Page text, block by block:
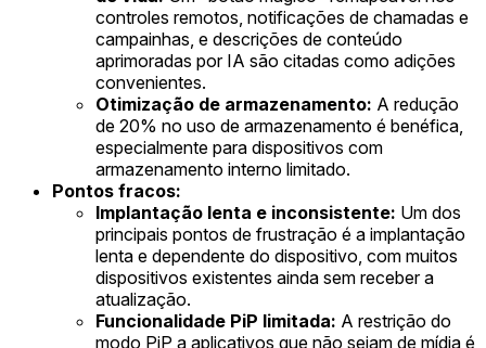
controles remotos, notificações de chamadas e
campainhas, e descrições de conteúdo
aprimoradas por IA são citadas como adições
convenientes.
Otimização de armazenamento: A redução
de 20% no uso de armazenamento é benéfica,
especialmente para dispositivos com
armazenamento interno limitado.
Pontos fracos:
Implantação lenta e inconsistente: Um dos
principais pontos de frustração é a implantação
lenta e dependente do dispositivo, com muitos
dispositivos existentes ainda sem receber a
atualização.
Funcionalidade PiP limitada: A restrição do
modo PiP a aplicativos que não sejam de mídia é